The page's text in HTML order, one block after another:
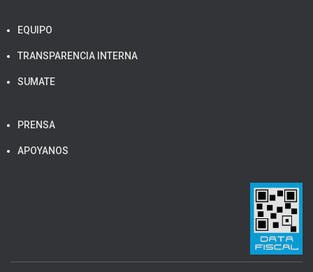
EQUIPO
TRANSPARENCIA INTERNA
SUMATE
PRENSA
APOYANOS